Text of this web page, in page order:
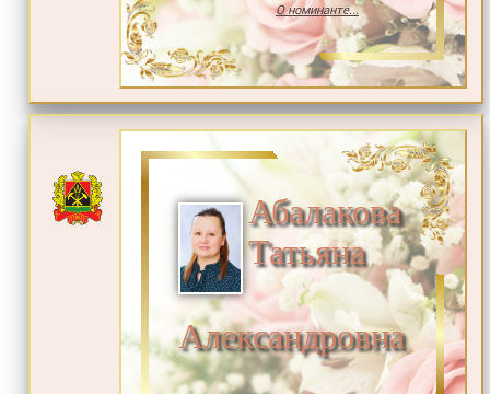
О номинанте...
Абалакова
Татьяна
Александровна